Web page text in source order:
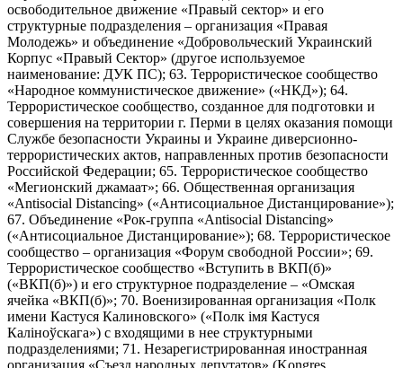
освободительное движение «Правый сектор» и его
структурные подразделения – организация «Правая
Молодежь» и объединение «Добровольческий Украинский
Корпус «Правый Сектор» (другое используемое
наименование: ДУК ПС); 63. Террористическое сообщество
«Народное коммунистическое движение» («НКД»); 64.
Террористическое сообщество, созданное для подготовки и
совершения на территории г. Перми в целях оказания помощи
Службе безопасности Украины и Украине диверсионно-
террористических актов, направленных против безопасности
Российской Федерации; 65. Террористическое сообщество
«Мегионский джамаат»; 66. Общественная организация
«Antisocial Distancing» («Антисоциальное Дистанцирование»);
67. Объединение «Рок-группа «Antisocial Distancing»
(«Антисоциальное Дистанцирование»); 68. Террористическое
сообщество – организация «Форум свободной России»; 69.
Террористическое сообщество «Вступить в ВКП(б)»
(«ВКП(б)») и его структурное подразделение – «Омская
ячейка «ВКП(б)»; 70. Военизированная организация «Полк
имени Кастуся Калиновского» («Полк iмя Кастуся
Калiноўскага») с входящими в нее структурными
подразделениями; 71. Незарегистрированная иностранная
организация «Съезд народных депутатов» (Kongres